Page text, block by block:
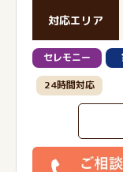
対応エリア
セレモニー
24時間対応